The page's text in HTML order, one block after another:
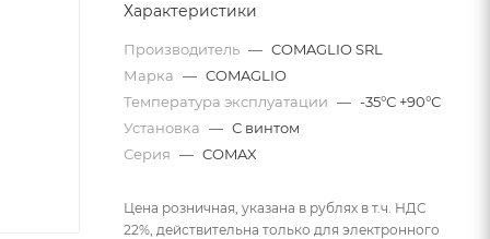
Характеристики
Производитель — COMAGLIO SRL
Марка — COMAGLIO
Температура эксплуатации — -35°С +90°С
Установка — С винтом
Серия — COMAX
Цена розничная, указана в рублях в т.ч. НДС
22%, действительна только для электронного